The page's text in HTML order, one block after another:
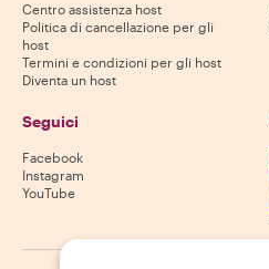
Centro assistenza host
Politica di cancellazione per gli
host
Termini e condizioni per gli host
Diventa un host
Seguici
Facebook
Instagram
YouTube